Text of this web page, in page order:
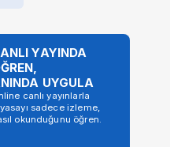
YAYINDA
UYGULA
canlı yayınlarla
sadece izleme,
okunduğunu öğren.